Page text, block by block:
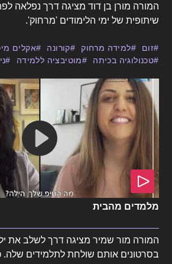
המורה מורן בן דוד מציגה דרך נפלאה
שיתופית של ימי הלימודים 'מרחוק'.
זום למידה מרחוק קורונה
אקלים
טכנולוגיה בכיתה
מוטיבציה ללמידה
מלמדים מהבית
המורה מור שמיר מציגה דרך לשלב את
בסרטונים אותם שולחת לתלמידים שלה.